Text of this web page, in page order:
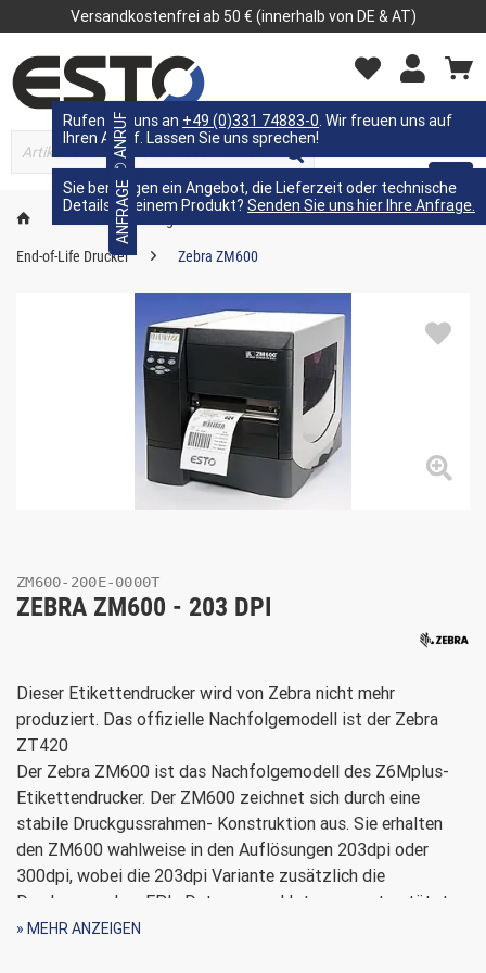
Versandkostenfrei ab 50 € (innerhalb von DE & AT)
Kennzeichnungstechnik
End-of-Life Drucker Zebra ZM600
ZM600-200E-0000T
ZEBRA ZM600 - 203 DPI
Dieser Etikettendrucker wird von Zebra nicht mehr
produziert. Das offizielle Nachfolgemodell ist der Zebra
ZT420
Der Zebra ZM600 ist das Nachfolgemodell des Z6Mplus-
Etikettendrucker. Der ZM600 zeichnet sich durch eine
stabile Druckgussrahmen- Konstruktion aus. Sie erhalten
den ZM600 wahlweise in den Auflösungen 203dpi oder
300dpi, wobei die 203dpi Variante zusätzlich die
Druckersprachen EPL, Datamax und Intermec unterstützt.
Etiketten drucken bis A5 Format in bestehender
» MEHR ANZEIGEN
✆ ANRUF
Rufen Sie uns an +49 (0)331 74883-0 . Wir freuen uns auf
Ihren Anruf. Lassen Sie uns sprechen!
ANFRAGE
Sie benötigen ein Angebot, die Lieferzeit oder technische
Details zu einem Produkt? Senden Sie uns hier Ihre Anfrage.